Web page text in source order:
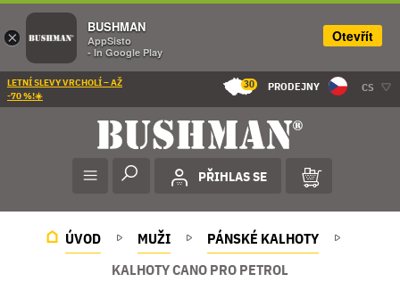
LETNÍ SLEVY VRCHOLÍ – AŽ
-70 %!☀️
30 PRODEJNY CS
PŘIHLAS SE
ÚVOD MUŽI
PÁNSKÉ KALHOTY
KALHOTY CANO PRO PETROL
×
BUSHMAN
AppSisto
- In Google Play
Otevřít